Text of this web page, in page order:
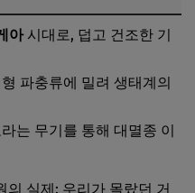
아시대로, 덥고 건조한 기
파충류에 밀려 생태계의
는 무기를 통해 대멸종 이
의 실제: 우리가 몰랐던 거